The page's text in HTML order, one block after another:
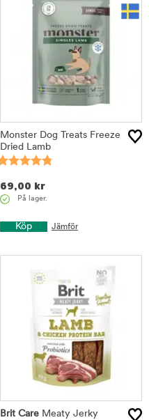
Monster Dog Treats Freeze
Dried Lamb
69,00 kr
På lager.
Köp Jämför
Brit Care Meaty Jerky